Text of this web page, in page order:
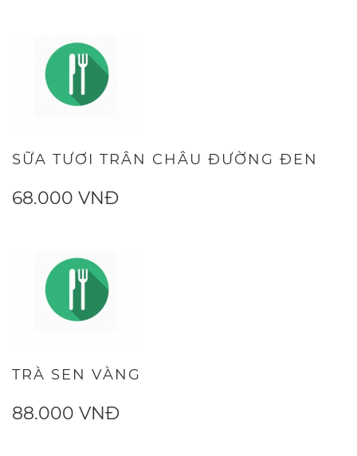
SỮA TƯƠI TRÂN CHÂU ĐƯỜNG ĐEN
68.000 VNĐ
TRÀ SEN VÀNG
88.000 VNĐ